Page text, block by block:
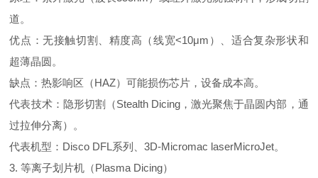
道。
优点：无接触切割、精度高（线宽<10μm ）、适合复杂形状和
超薄晶圆。
缺点：热影响区（HAZ）可能损伤芯片，设备成本高。
代表技术：隐形切割（Stealth Dicing，激光聚焦于晶圆内部，通
过拉伸分离）。
代表机型： Disco DFL系列、3D-Micromac laserMicroJet。
3.等离子划片机（Plasma Dicing）